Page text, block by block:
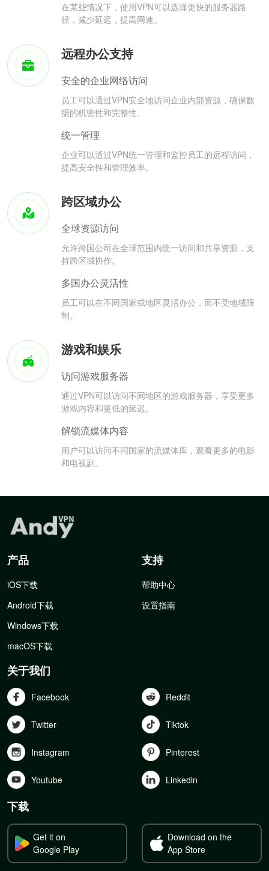
在某些情况下，使用VPN可以选择更快的服务器路
径，减少延迟，提高网速。
远程办公支持
安全的企业网络访问
员工可以通过VPN安全地访问企业内部资源，确保数
据的机密性和完整性。
统一管理
企业可以通过VPN统一管理和监控员工的远程访问，
提高安全性和管理效率。
跨区域办公
全球资源访问
允许跨国公司在全球范围内统一访问和共享资源，支
持跨区域协作。
多国办公灵活性
员工可以在不同国家或地区灵活办公，而不受地域限
制。
游戏和娱乐
访问游戏服务器
通过VPN可以访问不同地区的游戏服务器，享受更多
游戏内容和更低的延迟。
解锁流媒体内容
用户可以访问不同国家的流媒体库，观看更多的电影
和电视剧。
产品
iOS下载
Android下载
Windows下载
macOS下载
支持
帮助中心
设置指南
关于我们
Facebook Reddit
Twitter Tiktok
Instagram Pinterest
Youtube Linkedln
下载
Get it on
Google Play
Download on the
App Store